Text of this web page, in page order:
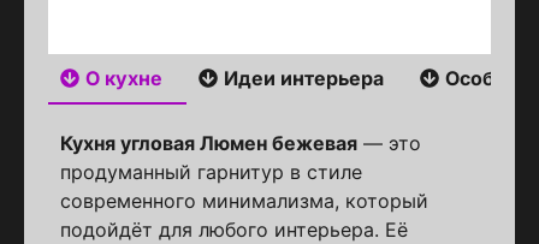
О кухне Идеи интерьера
Кухня угловая Люмен бежевая — это
продуманный гарнитур в стиле
современного минимализма, который
подойдёт для любого интерьера. Её